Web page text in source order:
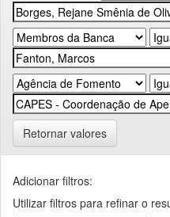
Retornar valores
Adicionar filtros:
Utilizar filtros para refinar o